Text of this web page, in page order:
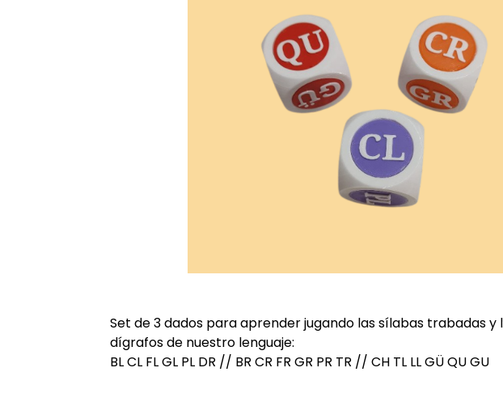
Set de 3 dados para aprender jugando las sílabas trabadas y
dígrafos de nuestro lenguaje:
BL CL FL GL PL DR // BR CR FR GR PR TR // CH TL LL GÜ QU GU